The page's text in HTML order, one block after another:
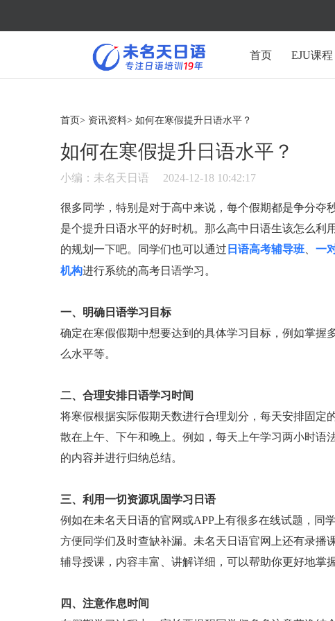
首页 EJU课程
首页> 资讯资料> 如何在寒假提升日语水平？
如何在寒假提升日语水平？
小编：未名天日语 2024-12-18 10:42:17
很多同学，特别是对于高中来说，每个假期都是争分夺
是个提升日语水平的好时机。那么高中日语生该怎么
的规划一下吧。同学们也可以通过 日语高考辅导班 一
机构进行系统的高考日语学习。
一、明确日语学习目标
确定在寒假假期中想要达到的具体学习目标，例如掌握
么水平等。
二、合理安排日语学习时间
将寒假根据实际假期天数进行合理划分，每天安排固定
散在上午、下午和晚上。例如，每天上午学习两小时语
的内容并进行归纳总结。
三、利用一切资源巩固学习日语
例如在未名天日语的官网或APP上有很多在线试题，同
方便同学们及时查缺补漏。未名天日语官网上还有录播
辅导授课，内容丰富、讲解详细，可以帮助你更好地掌
四、注意作息时间